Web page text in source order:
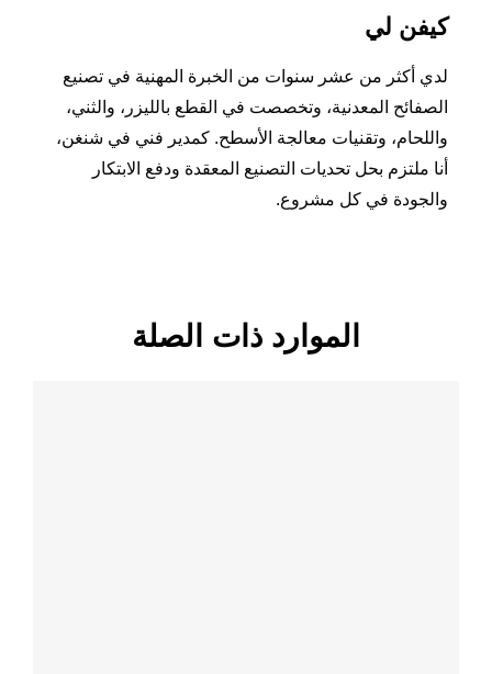
كيفن لي
لدي أكثر من عشر سنوات من الخبرة المهنية في تصنيع
الصفائح المعدنية، وتخصصت في القطع بالليزر، والثني،
واللحام، وتقنيات معالجة الأسطح. كمدير فني في شنغن،
أنا ملتزم بحل تحديات التصنيع المعقدة ودفع الابتكار
والجودة في كل مشروع.
الموارد ذات الصلة